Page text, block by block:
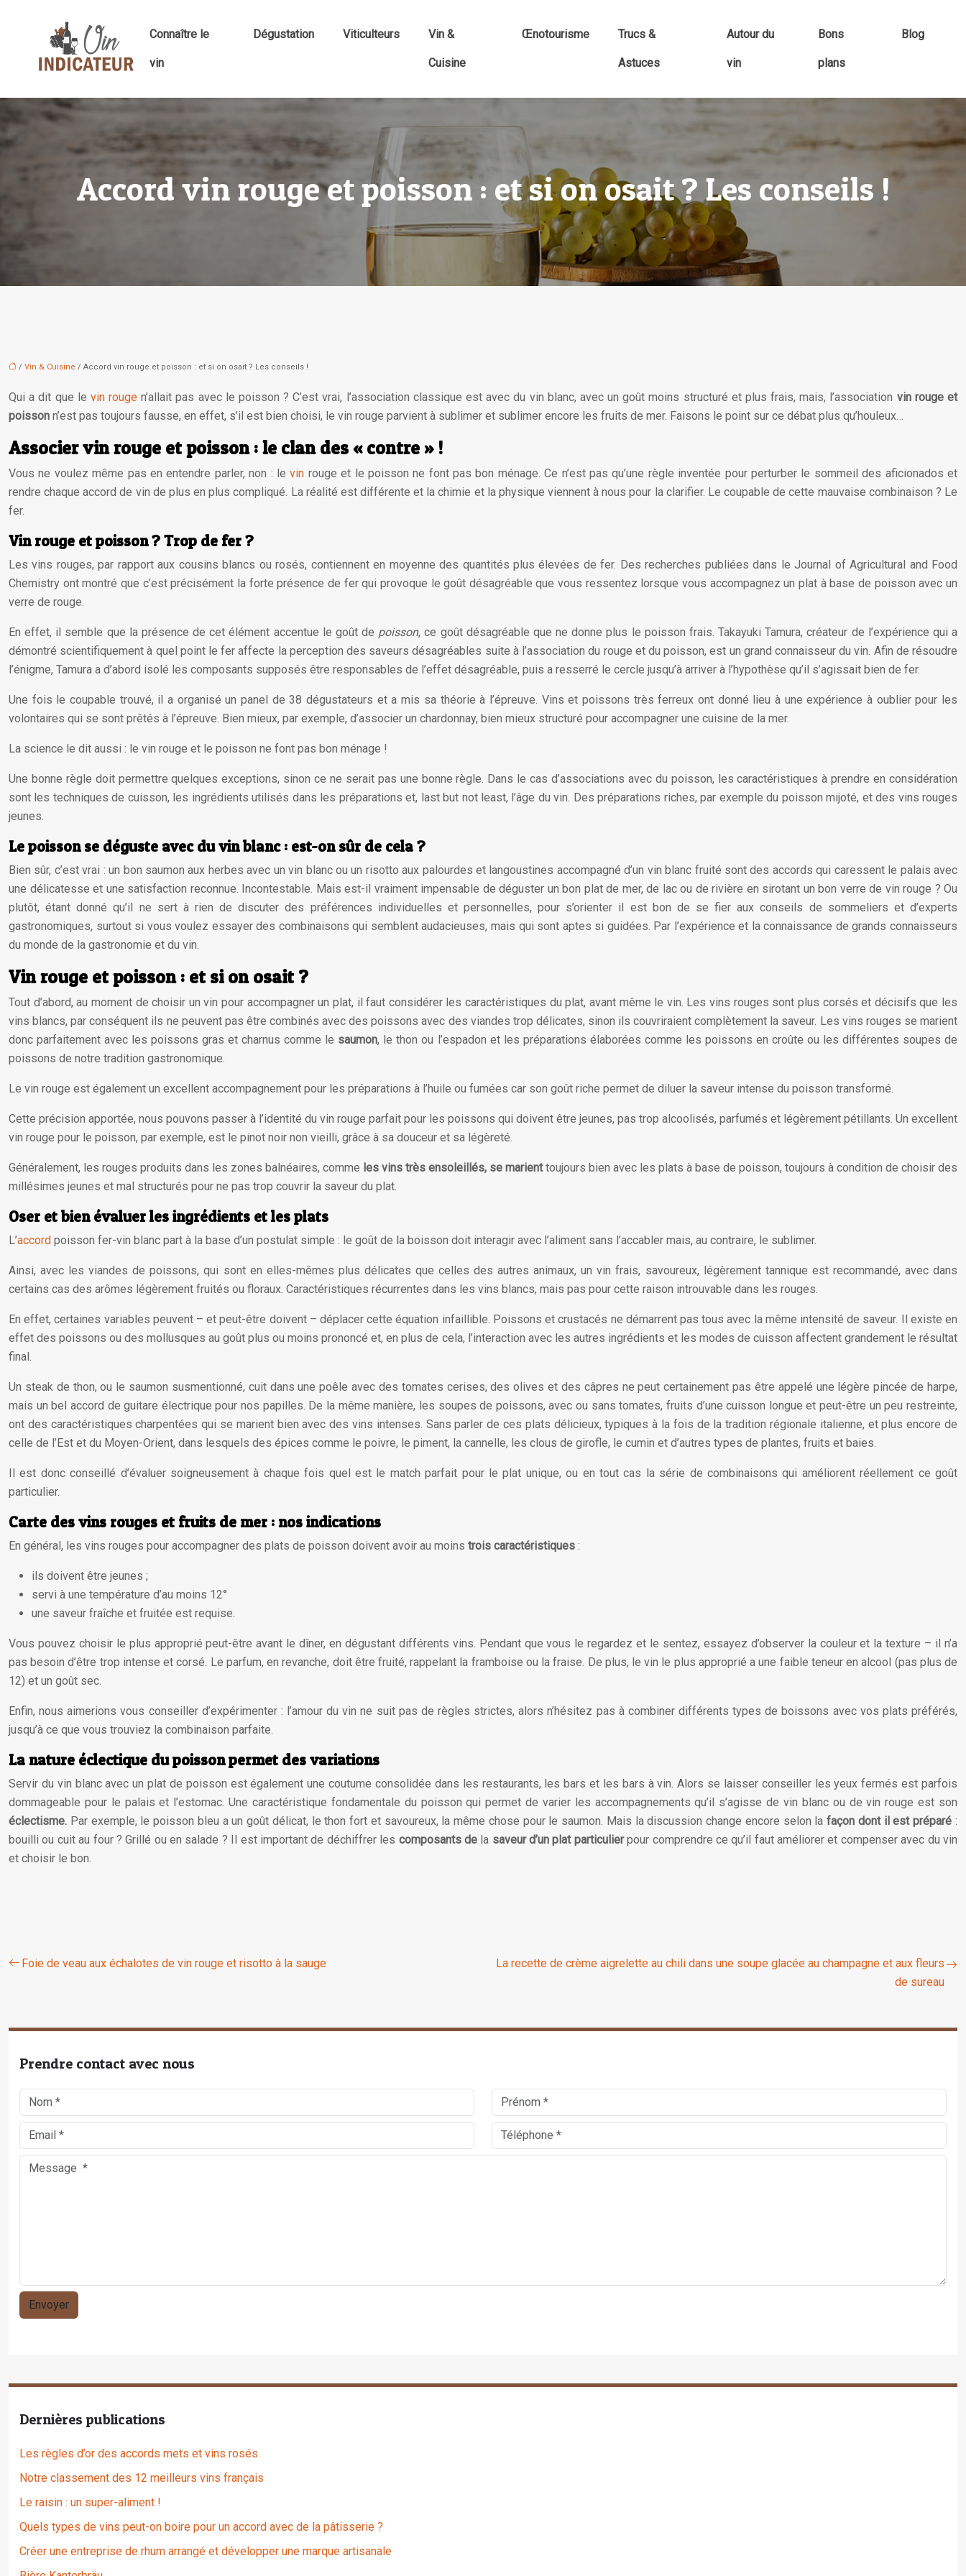
Connaître le
vin
Dégustation Viticulteurs Vin &
Cuisine
Œnotourisme Trucs &
Astuces
Autour du
vin
Bons
plans
Blog
Accord vin rouge et poisson : et si on osait ? Les conseils !
/ Vin & Cuisine / Accord vin rouge et poisson : et si on osait ? Les conseils !
Qui a dit que le vin rouge n’allait pas avec le poisson ? C’est vrai, l’association classique est avec du vin blanc, avec un goût moins structuré et plus frais, mais, l’association vin rouge et
poisson n’est pas toujours fausse, en effet, s’il est bien choisi, le vin rouge parvient à sublimer et sublimer encore les fruits de mer. Faisons le point sur ce débat plus qu’houleux…
Associer vin rouge et poisson : le clan des « contre » !
Vous ne voulez même pas en entendre parler, non : levin rouge et le poisson ne font pas bon ménage. Ce n’est pas qu’une règle inventée pour perturber le sommeil des aficionados et
rendre chaque accord de vin de plus en plus compliqué. La réalité est différente et la chimie et la physique viennent à nous pour la clarifier. Le coupable de cette mauvaise combinaison ? Le
fer.
Vin rouge et poisson ? Trop de fer ?
Les vins rouges, par rapport aux cousins blancs ou rosés, contiennent en moyenne des quantités plus élevées de fer. Des recherches publiées dans le Journal of Agricultural and Food
Chemistry ont montré que c’est précisément la forte présence de fer qui provoque le goût désagréable que vous ressentez lorsque vous accompagnez un plat à base de poisson avec un
verre de rouge.
En effet, il semble que la présence de cet élément accentue le goût de poisson, ce goût désagréable que ne donne plus le poisson frais. Takayuki Tamura, créateur de l’expérience qui a
démontré scientifiquement à quel point le fer affecte la perception des saveurs désagréables suite à l’association du rouge et du poisson, est un grand connaisseur du vin. Afin de résoudre
l’énigme, Tamura a d’abord isolé les composants supposés être responsables de l’effet désagréable, puis a resserré le cercle jusqu’à arriver à l’hypothèse qu’il s’agissait bien de fer.
Une fois le coupable trouvé, il a organisé un panel de 38 dégustateurs et a mis sa théorie à l’épreuve. Vins et poissons très ferreux ont donné lieu à une expérience à oublier pour les
volontaires qui se sont prêtés à l’épreuve. Bien mieux, par exemple, d’associer un chardonnay, bien mieux structuré pour accompagner une cuisine de la mer.
La science le dit aussi : le vin rouge et le poisson ne font pas bon ménage !
Une bonne règle doit permettre quelques exceptions, sinon ce ne serait pas une bonne règle. Dans le cas d’associations avec du poisson, les caractéristiques à prendre en considération
sont les techniques de cuisson, les ingrédients utilisés dans les préparations et, last but not least, l’âge du vin. Des préparations riches, par exemple du poisson mijoté, et des vins rouges
jeunes.
Le poisson se déguste avec du vin blanc : est-on sûr de cela ?
Bien sûr, c’est vrai : un bon saumon aux herbes avec un vin blanc ou un risotto aux palourdes et langoustines accompagné d’un vin blanc fruité sont des accords qui caressent le palais avec
une délicatesse et une satisfaction reconnue. Incontestable. Mais est-il vraiment impensable de déguster un bon plat de mer, de lac ou de rivière en sirotant un bon verre de vin rouge ? Ou
plutôt, étant donné qu’il ne sert à rien de discuter des préférences individuelles et personnelles, pour s’orienter il est bon de se fier aux conseils de sommeliers et d’experts
gastronomiques, surtout si vous voulez essayer des combinaisons qui semblent audacieuses, mais qui sont aptes si guidées. Par l’expérience et la connaissance de grands connaisseurs
du monde de la gastronomie et du vin.
Vin rouge et poisson : et si on osait ?
Tout d’abord, au moment de choisir un vin pour accompagner un plat, il faut considérer les caractéristiques du plat, avant même le vin. Les vins rouges sont plus corsés et décisifs que les
vins blancs, par conséquent ils ne peuvent pas être combinés avec des poissons avec des viandes trop délicates, sinon ils couvriraient complètement la saveur. Les vins rouges se marient
donc parfaitement avec les poissons gras et charnus comme le saumon, le thon ou l’espadon et les préparations élaborées comme les poissons en croûte ou les différentes soupes de
poissons de notre tradition gastronomique.
Le vin rouge est également un excellent accompagnement pour les préparations à l’huile ou fumées car son goût riche permet de diluer la saveur intense du poisson transformé.
Cette précision apportée, nous pouvons passer à l’identité du vin rouge parfait pour les poissons qui doivent être jeunes, pas trop alcoolisés, parfumés et légèrement pétillants. Un excellent
vin rouge pour le poisson, par exemple, est le pinot noir non vieilli, grâce à sa douceur et sa légèreté.
Généralement, les rouges produits dans les zones balnéaires, comme les vins très ensoleillés, se marienttoujours bien avec les plats à base de poisson, toujours à condition de choisir des
millésimes jeunes et mal structurés pour ne pas trop couvrir la saveur du plat.
Oser et bien évaluer les ingrédients et les plats
L’accord poisson fer-vin blanc part à la base d’un postulat simple : le goût de la boisson doit interagir avec l’aliment sans l’accabler mais, au contraire, le sublimer.
Ainsi, avec les viandes de poissons, qui sont en elles-mêmes plus délicates que celles des autres animaux, un vin frais, savoureux, légèrement tannique est recommandé, avec dans
certains cas des arômes légèrement fruités ou floraux. Caractéristiques récurrentes dans les vins blancs, mais pas pour cette raison introuvable dans les rouges.
En effet, certaines variables peuvent – et peut-être doivent – déplacer cette équation infaillible. Poissons et crustacés ne démarrent pas tous avec la même intensité de saveur. Il existe en
effet des poissons ou des mollusques au goût plus ou moins prononcé et, en plus de cela, l’interaction avec les autres ingrédients et les modes de cuisson affectent grandement le résultat
final.
Un steak de thon, ou le saumon susmentionné, cuit dans une poêle avec des tomates cerises, des olives et des câpres ne peut certainement pas être appelé une légère pincée de harpe,
mais un bel accord de guitare électrique pour nos papilles. De la même manière, les soupes de poissons, avec ou sans tomates, fruits d’une cuisson longue et peut-être un peu restreinte,
ont des caractéristiques charpentées qui se marient bien avec des vins intenses. Sans parler de ces plats délicieux, typiques à la fois de la tradition régionale italienne, et plus encore de
celle de l’Est et du Moyen-Orient, dans lesquels des épices comme le poivre, le piment, la cannelle, les clous de girofle, le cumin et d’autres types de plantes, fruits et baies.
Il est donc conseillé d’évaluer soigneusement à chaque fois quel est le match parfait pour le plat unique, ou en tout cas la série de combinaisons qui améliorent réellement ce goût
particulier.
Carte des vins rouges et fruits de mer : nos indications
En général, les vins rouges pour accompagner des plats de poisson doivent avoir au moins trois caractéristiques :
ils doivent être jeunes ;
servi à une température d’au moins 12°
une saveur fraîche et fruitée est requise.
Vous pouvez choisir le plus approprié peut-être avant le dîner, en dégustant différents vins. Pendant que vous le regardez et le sentez, essayez d’observer la couleur et la texture – il n’a
pas besoin d’être trop intense et corsé. Le parfum, en revanche, doit être fruité, rappelant la framboise ou la fraise. De plus, le vin le plus approprié a une faible teneur en alcool (pas plus de
12) et un goût sec.
Enfin, nous aimerions vous conseiller d’expérimenter : l’amour du vin ne suit pas de règles strictes, alors n’hésitez pas à combiner différents types de boissons avec vos plats préférés,
jusqu’à ce que vous trouviez la combinaison parfaite.
La nature éclectique du poisson permet des variations
Servir du vin blanc avec un plat de poisson est également une coutume consolidée dans les restaurants, les bars et les bars à vin. Alors se laisser conseiller les yeux fermés est parfois
dommageable pour le palais et l’estomac. Une caractéristique fondamentale du poisson qui permet de varier les accompagnements qu’il s’agisse de vin blanc ou de vin rouge est son
éclectisme. Par exemple, le poisson bleu a un goût délicat, le thon fort et savoureux, la même chose pour le saumon. Mais la discussion change encore selon lafaçon dont il est préparé:
bouilli ou cuit au four ? Grillé ou en salade ? Il est important de déchiffrer les composants de la saveur d’un plat particulierpour comprendre ce qu’il faut améliorer et compenser avec du vin
et choisir le bon.
Foie de veau aux échalotes de vin rouge et risotto à la sauge
La recette de crème aigrelette au chili dans une soupe glacée au champagne et aux fleurs
de sureau
Prendre contact avec nous
Dernières publications
Les règles d’or des accords mets et vins rosés
Notre classement des 12 meilleurs vins français
Le raisin : un super-aliment !
Quels types de vins peut-on boire pour un accord avec de la pâtisserie ?
Créer une entreprise de rhum arrangé et développer une marque artisanale